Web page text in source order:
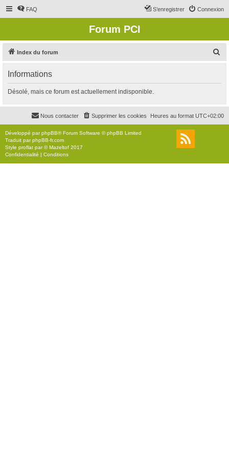
FAQ Connexion
S’enregistrer
Forum PCI
Index du forum
r
c
r
Informations
Désolé, mais ce forum est actuellement indisponible.
Heures au format UTC+02:00
Supprimer les cookies
Nous contacter
Développé parphpBB® Forum Software © phpBB Limited
Traduit parphpBB-fr.com
Style proflat par ©Mazeltof 2017
Confidentialité | Conditions